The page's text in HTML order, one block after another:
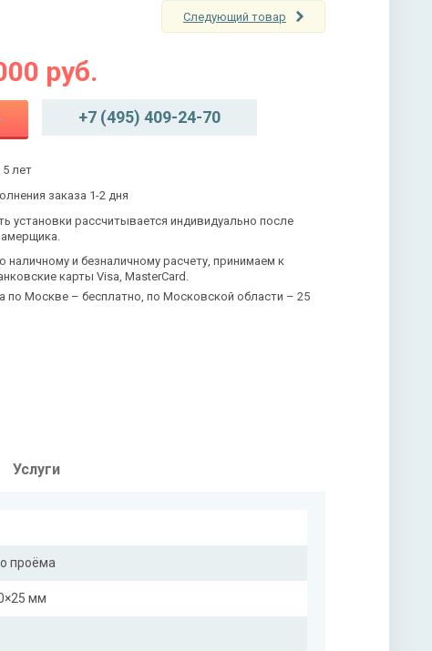
Следующий товар
руб.
+7 (495) 409-24-70
5 лет
заказа 1-2 дня
установки рассчитывается индивидуально после
наличному и безналичному расчету, принимаем к
карты Visa, MasterCard.
по Москве – бесплатно, по Московской области – 25
Услуги
проёма
мм